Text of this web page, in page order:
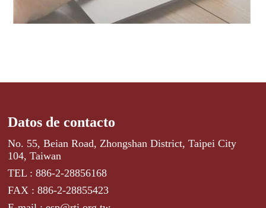
Datos de contacto
No. 55, Beian Road, Zhongshan District, Taipei City
104, Taiwan
TEL : 886-2-28856168
FAX : 886-2-28855423